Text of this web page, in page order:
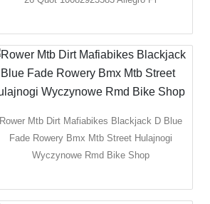
Rower Mtb Dirt Mafiabikes Blackjack D Blue
Fade Rowery Bmx Mtb Street Hulajnogi
Wyczynowe Rmd Bike Shop